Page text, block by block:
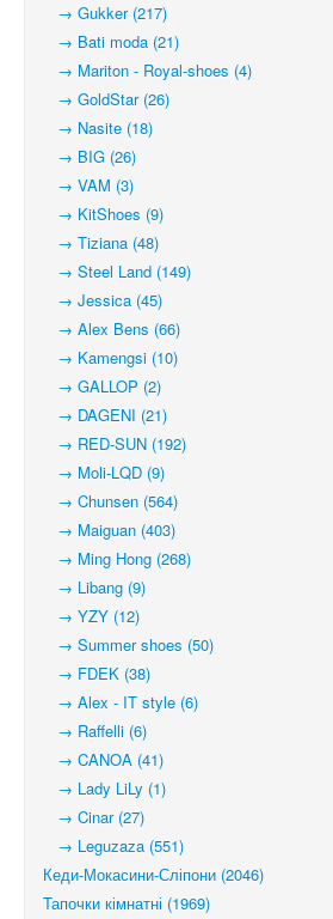
→ Gukker (217)
→ Bati moda (21)
→ Mariton - Royal-shoes (4)
→ GoldStar (26)
→ Nasite (18)
→ BIG (26)
→ VAM (3)
→ KitShoes (9)
→ Tiziana (48)
→ Steel Land (149)
→ Jessica (45)
→ Alex Bens (66)
→ Kamengsi (10)
→ GALLOP (2)
→ DAGENI (21)
→ RED-SUN (192)
→ Moli-LQD (9)
→ Chunsen (564)
→ Maiguan (403)
→ Ming Hong (268)
→ Libang (9)
→ YZY (12)
→ Summer shoes (50)
→ FDEK (38)
→ Alex - IT style (6)
→ Raffelli (6)
→ CANOA (41)
→ Lady LiLy (1)
→ Cinar (27)
→ Leguzaza (551)
Кеди-Мокасини-Сліпони (2046)
Тапочки кімнатні (1969)